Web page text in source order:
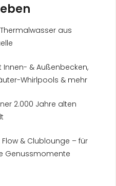
aus
Innen- & Außenbecken,
Whirlpools & mehr
2.000 Jahre alten
& Clublounge – für
Genussmomente